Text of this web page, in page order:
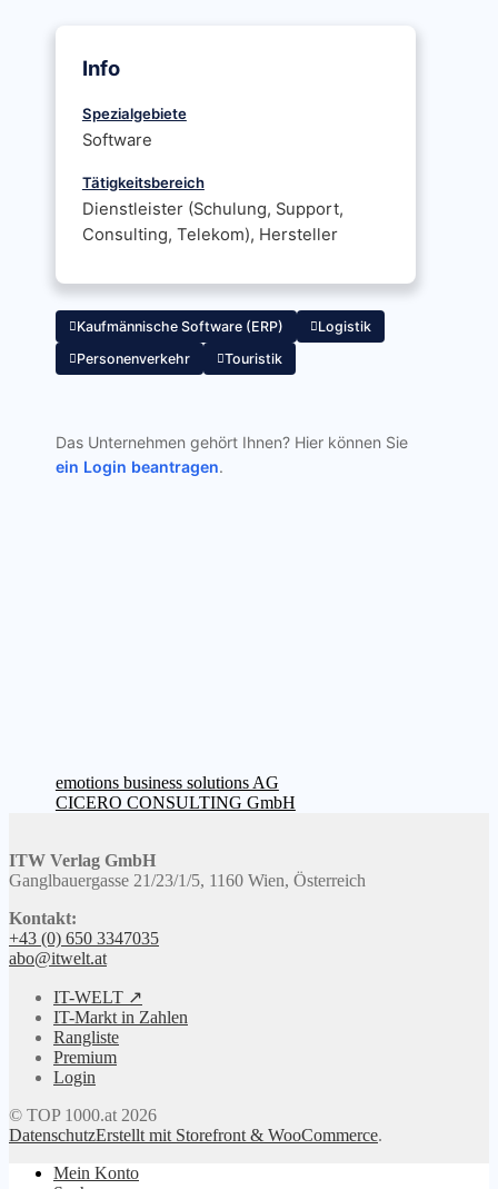
Info
Spezialgebiete
Software
Tätigkeitsbereich
Dienstleister (Schulung, Support,
Consulting, Telekom), Hersteller
Kaufmännische Software (ERP)
Logistik
Personenverkehr
Touristik
Das Unternehmen gehört Ihnen? Hier können Sie
ein Login beantragen.
Beitragsnavigation
Vorheriger
Beitrag:
emotions business solutions AG
Nächster
CICERO CONSULTING GmbH
ITW Verlag GmbH
Ganglbauergasse 21/23/1/5, 1160 Wien, Österreich
Kontakt:
+43 (0) 650 3347035
abo@itwelt.at
IT-WELT ↗
IT-Markt in Zahlen
Rangliste
Premium
Login
© TOP 1000.at 2026
DatenschutzErstellt mit Storefront & WooCommerce.
Mein Konto